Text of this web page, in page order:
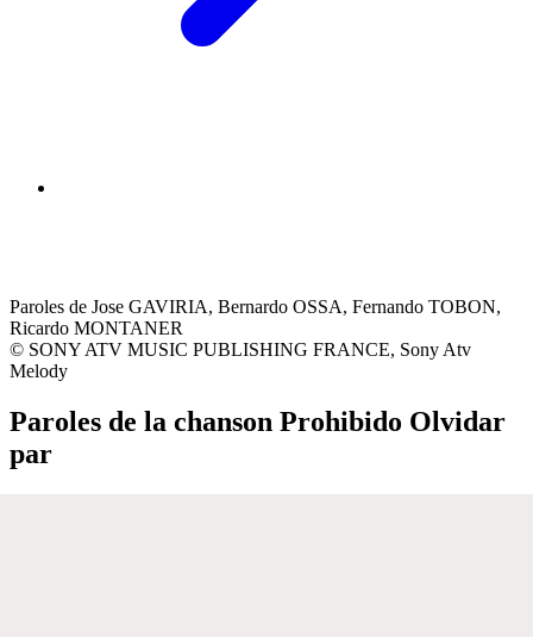
Paroles de Jose GAVIRIA, Bernardo OSSA, Fernando TOBON,
Ricardo MONTANER
© SONY ATV MUSIC PUBLISHING FRANCE, Sony Atv
Melody
Paroles de la chanson Prohibido Olvidar
par